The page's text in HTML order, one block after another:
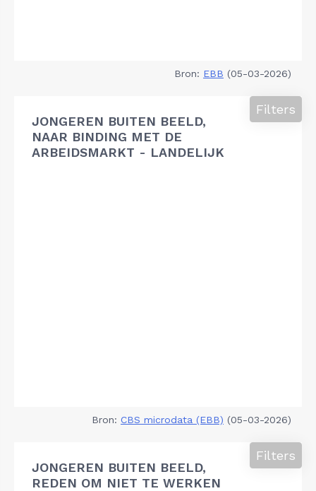
Bron: EBB (05-03-2026)
JONGEREN BUITEN BEELD,
NAAR BINDING MET DE
ARBEIDSMARKT - LANDELIJK
Filters
Bron: CBS microdata (EBB) (05-03-2026)
JONGEREN BUITEN BEELD,
REDEN OM NIET TE WERKEN
Filters